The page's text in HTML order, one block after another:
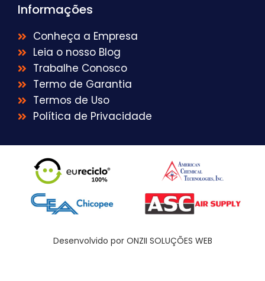
Informações
Conheça a Empresa
Leia o nosso Blog
Trabalhe Conosco
Termo de Garantia
Termos de Uso
Política de Privacidade
Desenvolvido por ONZII SOLUÇÕES WEB